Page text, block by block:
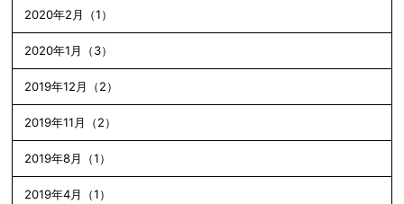
2020年2月（1）
2020年1月（3）
2019年12月（2）
2019年11月（2）
2019年8月（1）
2019年4月（1）